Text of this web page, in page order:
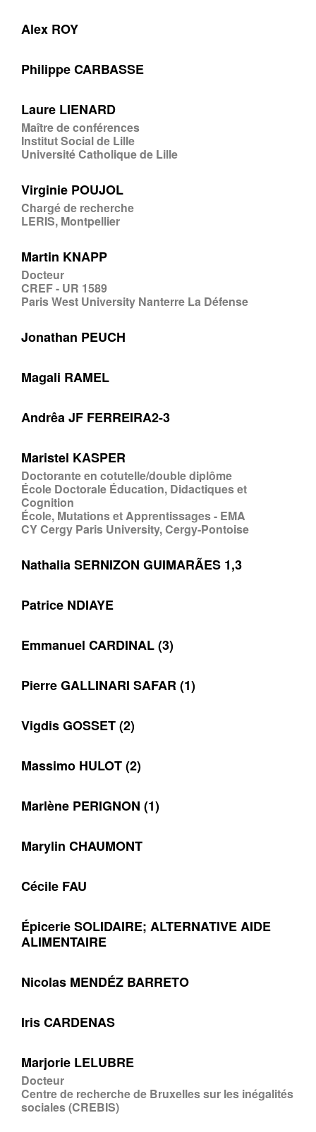
Alex ROY
Philippe CARBASSE
Laure LIENARD
Maître de conférences
Institut Social de Lille
Université Catholique de Lille
Virginie POUJOL
Chargé de recherche
LERIS, Montpellier
Martin KNAPP
Docteur
CREF - UR 1589
Paris West University Nanterre La Défense
Jonathan PEUCH
Magali RAMEL
Andrêa JF FERREIRA2-3
Maristel KASPER
Doctorante en cotutelle/double diplôme
École Doctorale Éducation, Didactiques et
Cognition
École, Mutations et Apprentissages - EMA
CY Cergy Paris University, Cergy-Pontoise
Nathalia SERNIZON GUIMARÃES 1,3
Patrice NDIAYE
Emmanuel CARDINAL (3)
Pierre GALLINARI SAFAR (1)
Vigdis GOSSET (2)
Massimo HULOT (2)
Marlène PERIGNON (1)
Marylin CHAUMONT
Cécile FAU
Épicerie SOLIDAIRE; ALTERNATIVE AIDE
ALIMENTAIRE
Nicolas MENDÉZ BARRETO
Iris CARDENAS
Marjorie LELUBRE
Docteur
Centre de recherche de Bruxelles sur les inégalités
sociales (CREBIS)